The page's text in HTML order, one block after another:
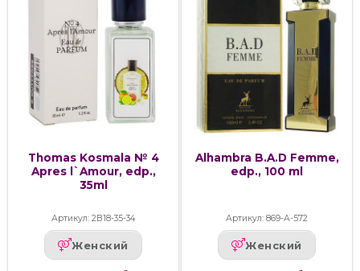
Thomas Kosmala № 4
Apres l`Amour, edp.,
35ml
Артикул: 2В18-35-34
Женский
Alhambra B.A.D Femme,
edp., 100 ml
Артикул: 869-А-572
Женский